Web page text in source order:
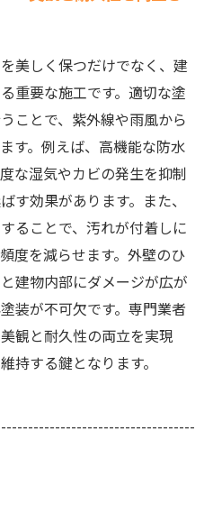
美しく保つだけでなく、建
重要な施工です。適切な塗
ことで、紫外線や雨風から
す。例えば、高機能な防水
な湿気やカビの発生を抑制
す効果があります。また、
ることで、汚れが付着しに
度を減らせます。外壁のひ
建物内部にダメージが広が
装が不可欠です。専門業者
観と耐久性の両立を実現
持する鍵となります。